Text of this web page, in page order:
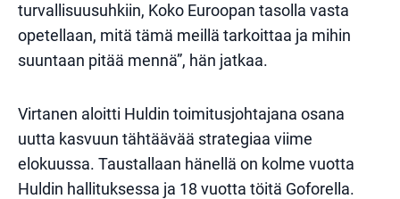
turvallisuusuhkiin, Koko Euroopan tasolla vasta
opetellaan, mitä tämä meillä tarkoittaa ja mihin
suuntaan pitää mennä”, hän jatkaa.
Virtanen aloitti Huldin toimitusjohtajana osana
uutta kasvuun tähtäävää strategiaa viime
elokuussa. Taustallaan hänellä on kolme vuotta
Huldin hallituksessa ja 18 vuotta töitä Goforella.